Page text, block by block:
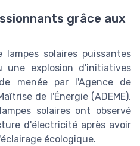
grâce aux
solaires puissantes
explosion d'initiatives
menée par l'Agence de
de l'Énergie (ADEME),
solaires ont observé
d'électricité après avoir
écologique.